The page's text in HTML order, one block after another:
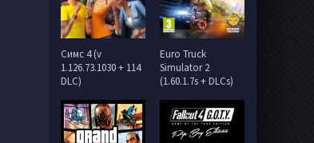
Симс 4 (v
1.126.73.1030 + 114
DLC)
Euro Truck
Simulator 2
(1.60.1.7s + DLCs)